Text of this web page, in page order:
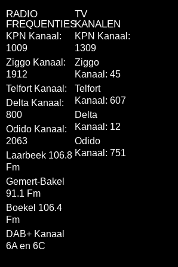
RADIO
FREQUENTIES
KPN Kanaal:
1009
Ziggo Kanaal:
1912
Telfort Kanaal:
Delta Kanaal:
800
Odido Kanaal:
2063
Laarbeek 106.8
Fm
Gemert-Bakel
91.1 Fm
Boekel 106.4
Fm
DAB+ Kanaal
6A en 6C
TV
KANALEN
KPN Kanaal:
1309
Ziggo
Kanaal: 45
Telfort
Kanaal: 607
Delta
Kanaal: 12
Odido
Kanaal: 751